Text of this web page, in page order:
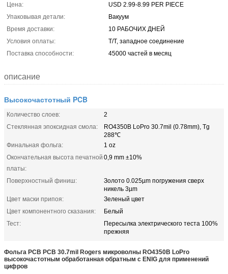
Цена:
USD 2.99-8.99 PER PIECE
Упаковывая детали:
Вакуум
Время доставки:
10 РАБОЧИХ ДНЕЙ
Условия оплаты:
T/T, западное соединение
Поставка способности:
45000 частей в месяц
описание
Высокочастотный PCB
Количество слоев:
2
Стеклянная эпоксидная смола:
RO4350B LoPro 30.7mil (0.78mm), Tg
288℃
Финальная фольга:
1 oz
Окончательная высота печатной
платы:
0,9 mm ±10%
Поверхностный финиш:
Золото 0.025µm погружения сверх
никель 3µm
Цвет маски припоя:
Зеленый цвет
Цвет компонентного сказания:
Белый
Тест:
Пересылка электрического теста 100%
прежняя
Фольга PCB PCB 30.7mil Rogers микроволны RO4350B LoPro
высокочастотным обработанная обратным с ENIG для применений
цифров